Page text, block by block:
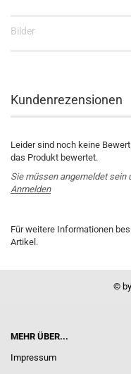
Bilder
Kundenrezensionen
Leider sind noch keine
das Produkt bewertet.
Sie müssen angemeldet sein
Anmelden
Für weitere Informationen
Artikel.
©
MEHR ÜBER...
Impressum